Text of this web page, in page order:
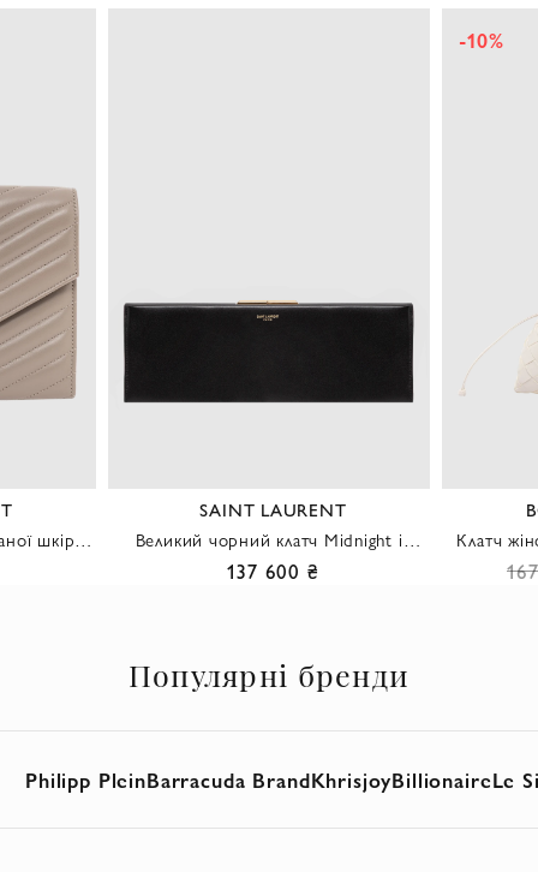
шкіри
SAINT LAURENT
Великий чорний клатч Midnight із
гладкої шкіри
137 600 ₴
Клатч
-10%
Популярні бренди
Philipp PleinBarracuda BrandKhrisjoyBillionaireLe